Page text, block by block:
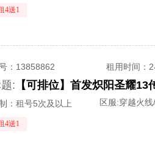
4送1
： 13858862 租用时间 ：
:
：租号5次及以上 区服:穿越火
4送1